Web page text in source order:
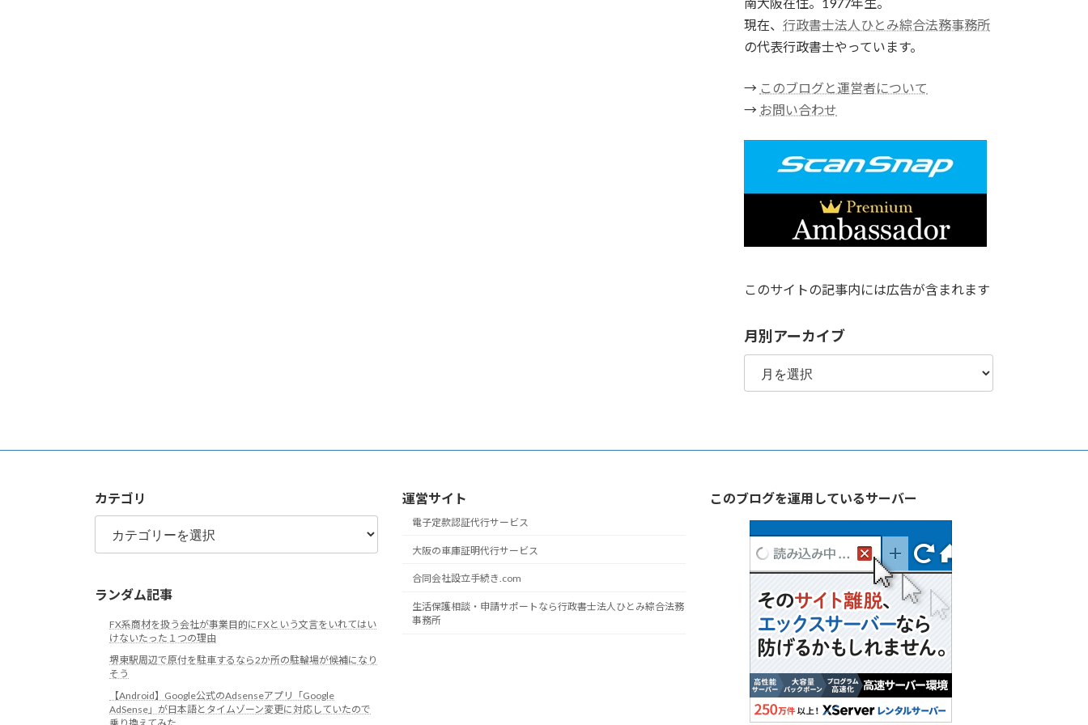
現在、行政書士法人ひとみ綜合法務事務所
の代表行政書士やっています。
→ このブログと運営者について
→ お問い合わせ
このサイトの記事内には広告が含まれます
月別アーカイブ
月
ア
イ
カテゴリ
カ
リ
ランダム記事
FX系商材を扱う会社が事業目的にFXという文言をいれてはい
けないたった１つの理由
堺東駅周辺で原付を駐車するなら2か所の駐輪場が候補になり
そう
【Android】Google公式のAdsenseアプリ「Google
AdSense」が日本語とタイムゾーン変更に対応していたので
運営サイト
電子定款認証代行サービス
大阪の車庫証明代行サービス
合同会社設立手続き.com
生活保護相談・申請サポートなら行政書士法人ひとみ綜合法務
事務所
このブログを運用しているサーバー